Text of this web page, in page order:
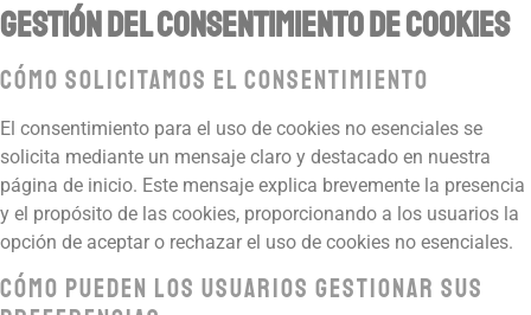
Gestión del Consentimiento de Cookies
Cómo Solicitamos el Consentimiento
El consentimiento para el uso de cookies no esenciales se
solicita mediante un mensaje claro y destacado en nuestra
página de inicio. Este mensaje explica brevemente la presencia
y el propósito de las cookies, proporcionando a los usuarios la
opción de aceptar o rechazar el uso de cookies no esenciales.
Cómo Pueden los Usuarios Gestionar sus